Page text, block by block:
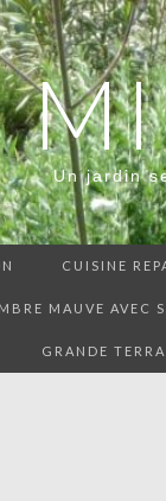
Un jardin
CUISINE
MAUVE AVEC
GRANDE